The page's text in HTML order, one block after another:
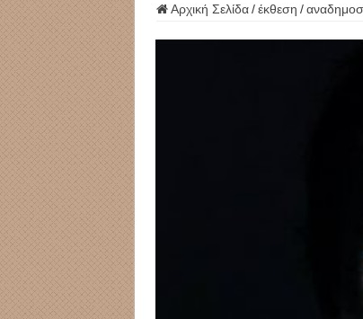
Αρχική Σελίδα / έκθεση /